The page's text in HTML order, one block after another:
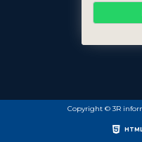
Copyright © 3R